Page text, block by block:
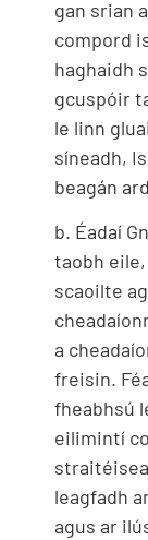
gan srian
compord
haghaidh
gcuspóir
le linn
síneadh,
beagán
b. Éadaí
taobh
scaoilte
a
freisin.
fheabhsú
eilimintí
leagfadh
agus ar